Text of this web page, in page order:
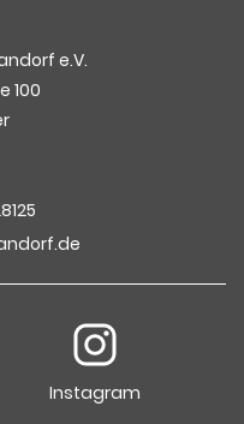
e.V.
100
Instagram